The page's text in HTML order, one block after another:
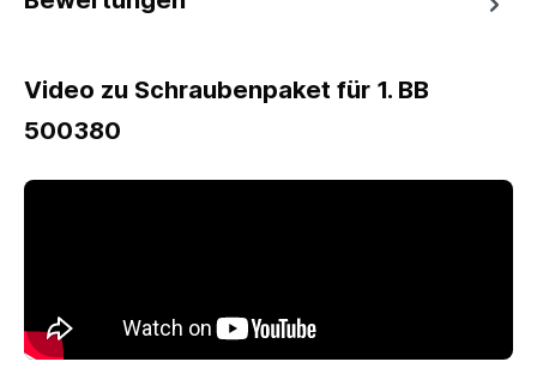
Video zu Schraubenpaket für 1. BB
500380